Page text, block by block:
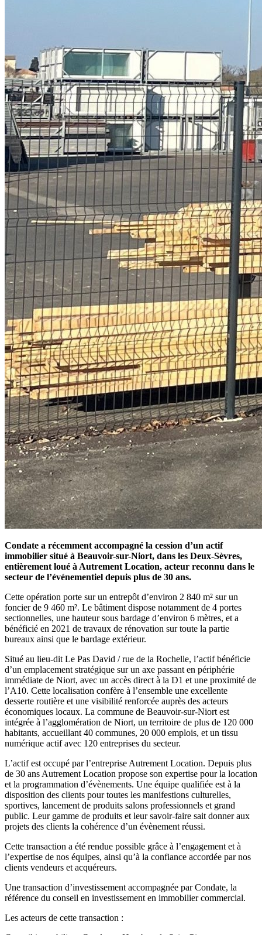
Condate a récemment accompagné la cession d’un actif
immobilier situé à Beauvoir-sur-Niort, dans les Deux-Sèvres,
entièrement loué à Autrement Location, acteur reconnu dans le
secteur de l’événementiel depuis plus de 30 ans.
Cette opération porte sur un entrepôt d’environ 2 840 m² sur un
foncier de 9 460 m². Le bâtiment dispose notamment de 4 portes
sectionnelles, une hauteur sous bardage d’environ 6 mètres, et a
bénéficié en 2021 de travaux de rénovation sur toute la partie
bureaux ainsi que le bardage extérieur.
Situé au lieu-dit Le Pas David / rue de la Rochelle, l’actif bénéficie
d’un emplacement stratégique sur un axe passant en périphérie
immédiate de Niort, avec un accès direct à la D1 et une proximité de
l’A10. Cette localisation confère à l’ensemble une excellente
desserte routière et une visibilité renforcée auprès des acteurs
économiques locaux. La commune de Beauvoir-sur-Niort est
intégrée à l’agglomération de Niort, un territoire de plus de 120 000
habitants, accueillant 40 communes, 20 000 emplois, et un tissu
numérique actif avec 120 entreprises du secteur.
L’actif est occupé par l’entreprise Autrement Location. Depuis plus
de 30 ans Autrement Location propose son expertise pour la location
et la programmation d’évènements. Une équipe qualifiée est à la
disposition des clients pour toutes les manifestions culturelles,
sportives, lancement de produits salons professionnels et grand
public. Leur gamme de produits et leur savoir-faire sait donner aux
projets des clients la cohérence d’un évènement réussi.
Cette transaction a été rendue possible grâce à l’engagement et à
l’expertise de nos équipes, ainsi qu’à la confiance accordée par nos
clients vendeurs et acquéreurs.
Une transaction d’investissement accompagnée par Condate, la
référence du conseil en investissement en immobilier commercial.
Les acteurs de cette transaction :